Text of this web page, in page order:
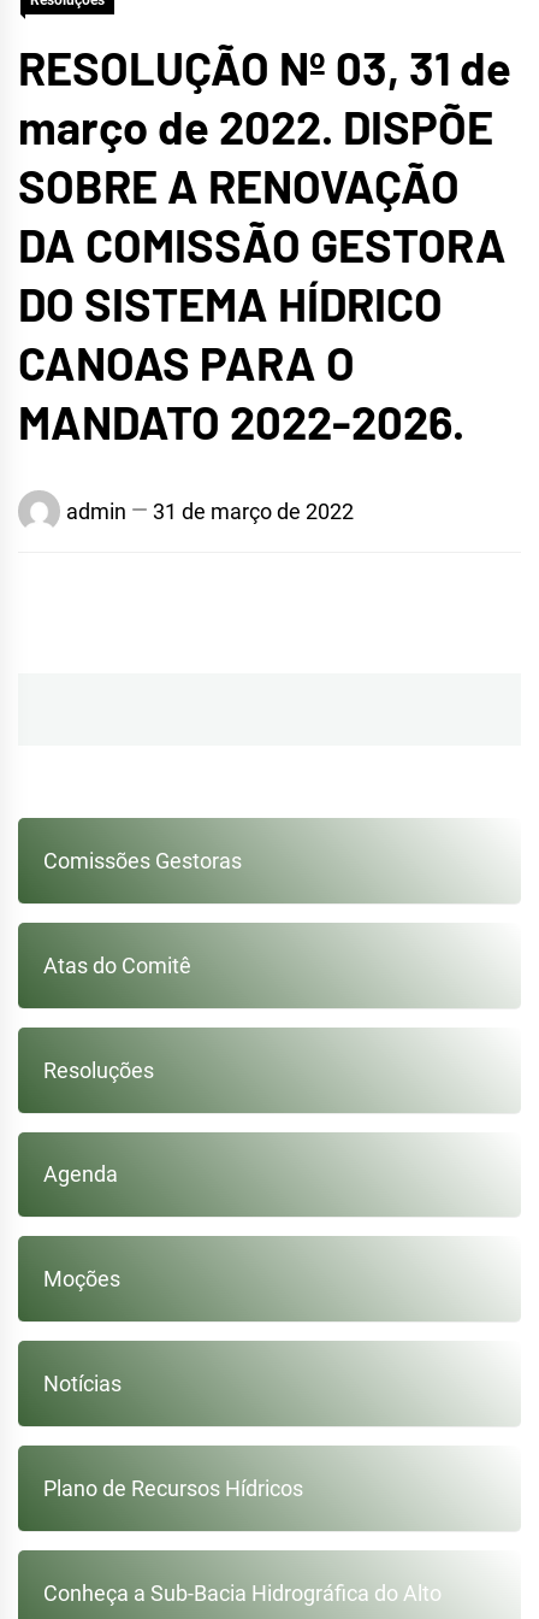
RESOLUÇÃO Nº 03, 31 de
março de 2022. DISPÕE
SOBRE A RENOVAÇÃO
DA COMISSÃO GESTORA
DO SISTEMA HÍDRICO
CANOAS PARA O
MANDATO 2022-2026.
admin 31 de março de 2022
Post
Comissões Gestoras
Atas do Comitê
Resoluções
Agenda
Moções
Notícias
Plano de Recursos Hídricos
Conheça a Sub-Bacia Hidrográfica do Alto